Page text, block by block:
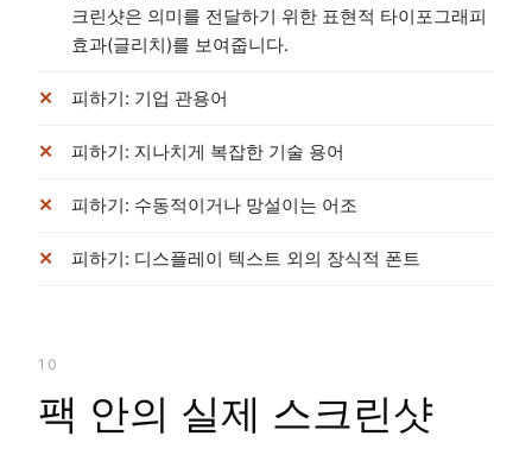
크린샷은 의미를 전달하기 위한 표현적 타이포그래피
효과(글리치)를 보여줍니다.
피하기: 기업 관용어
피하기: 지나치게 복잡한 기술 용어
피하기: 수동적이거나 망설이는 어조
피하기: 디스플레이 텍스트 외의 장식적 폰트
10
팩 안의 실제 스크린샷